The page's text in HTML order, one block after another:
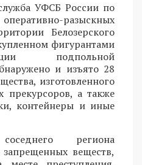
УФСБ России по
разыскных
Белозерского
фигурантами
подпольной
и изъято 28
изготовленного
прекурсоров, а также
контейнеры и иные
региона
веществ,